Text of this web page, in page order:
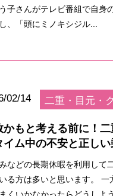
子さんがテレビ番組で自身
、「頭にミノキシジル...
02/14 二重・目元・
かもと考える前に！
イム中の不安と正し
などの長期休暇を利用して
る方は多いと思います。 一